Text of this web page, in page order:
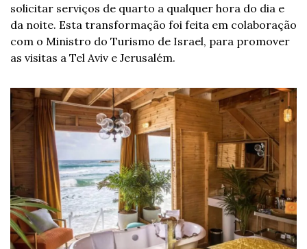
solicitar serviços de quarto a qualquer hora do dia e
da noite. Esta transformação foi feita em colaboração
com o Ministro do Turismo de Israel, para promover
as visitas a Tel Aviv e Jerusalém.